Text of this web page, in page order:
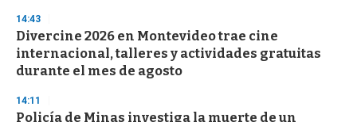
s
e
c
o
n
14:43
Divercine 2026 en Montevideo trae cine
internacional, talleres y actividades gratuitas
durante el mes de agosto
14:11
Policía de Minas investiga la muerte de un